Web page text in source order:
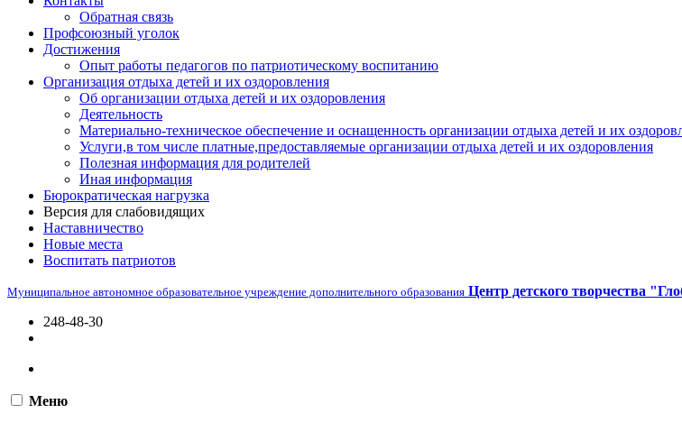
Обратная связь
Профсоюзный уголок
Достижения
Опыт работы педагогов по патриотическому воспитанию
Организация отдыха детей и их оздоровления
Об организации отдыха детей и их оздоровления
Деятельность
Материально-техническое обеспечение и оснащенность организации отдыха детей и их
Услуги,в том числе платные,предоставляемые организации отдыха детей и их оздоровления
Полезная информация для родителей
Иная информация
Бюрократическая нагрузка
Версия для слабовидящих
Наставничество
Новые места
Воспитать патриотов
Муниципальное автономное образовательное учреждение дополнительного образования Центр детского творчества
248-48-30
Меню